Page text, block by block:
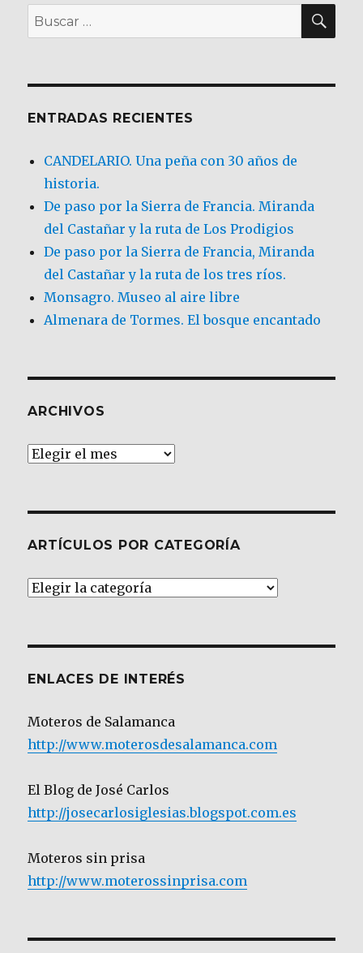
Buscar
por:
ENTRADAS RECIENTES
CANDELARIO. Una peña con 30 años de
historia.
De paso por la Sierra de Francia. Miranda
del Castañar y la ruta de Los Prodigios
De paso por la Sierra de Francia, Miranda
del Castañar y la ruta de los tres ríos.
Monsagro. Museo al aire libre
Almenara de Tormes. El bosque encantado
ARCHIVOS
Archivos
ARTÍCULOS POR CATEGORÍA
Artículos
ENLACES DE INTERÉS
Moteros de Salamanca
http://www.moterosdesalamanca.com
El Blog de José Carlos
http://josecarlosiglesias.blogspot.com.es
Moteros sin prisa
http://www.moterossinprisa.com